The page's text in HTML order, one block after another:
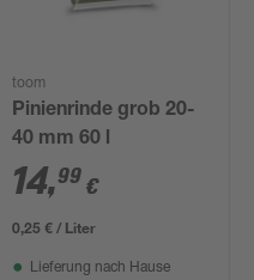
toom
Pinienrinde grob 20-
40 mm 60 l
14,99 €
0,25 € / Liter
Lieferung nach Hause